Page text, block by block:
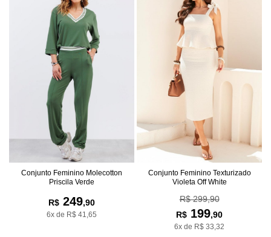
Conjunto Feminino Molecotton
Priscila Verde
R$ 249,90
6x de R$ 41,65
Conjunto Feminino Texturizado
Violeta Off White
R$ 299,90
R$ 199,90
6x de R$ 33,32